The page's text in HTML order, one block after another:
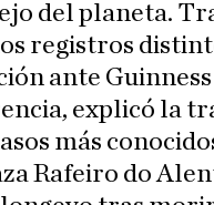
del planeta.
registros
ante
explicó la
más
Rafeiro do